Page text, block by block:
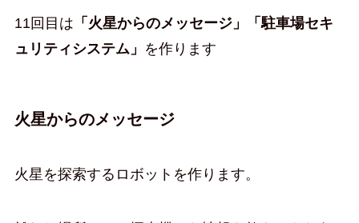
11回目は 「火星からのメッセージ」「駐車場セキ
ュリティシステム」 を作ります
火星からのメッセージ
火星を探索するロボットを作ります。